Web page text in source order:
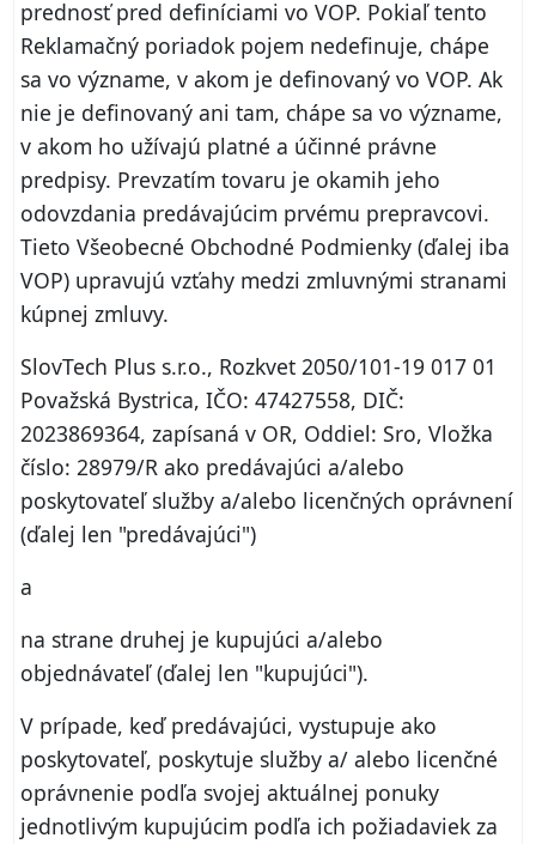
prednosť pred definíciami vo VOP. Pokiaľ tento
Reklamačný poriadok pojem nedefinuje, chápe
sa vo význame, v akom je definovaný vo VOP. Ak
nie je definovaný ani tam, chápe sa vo význame,
v akom ho užívajú platné a účinné právne
predpisy. Prevzatím tovaru je okamih jeho
odovzdania predávajúcim prvému prepravcovi.
Tieto Všeobecné Obchodné Podmienky (ďalej iba
VOP) upravujú vzťahy medzi zmluvnými stranami
kúpnej zmluvy.
SlovTech Plus s.r.o., Rozkvet 2050/101-19 017 01
Považská Bystrica, IČO: 47427558, DIČ:
2023869364, zapísaná v OR, Oddiel: Sro, Vložka
číslo: 28979/R ako predávajúci a/alebo
poskytovateľ služby a/alebo licenčných oprávnení
(ďalej len "predávajúci")
a
na strane druhej je kupujúci a/alebo
objednávateľ (ďalej len "kupujúci").
V prípade, keď predávajúci, vystupuje ako
poskytovateľ, poskytuje služby a/ alebo licenčné
oprávnenie podľa svojej aktuálnej ponuky
jednotlivým kupujúcim podľa ich požiadaviek za